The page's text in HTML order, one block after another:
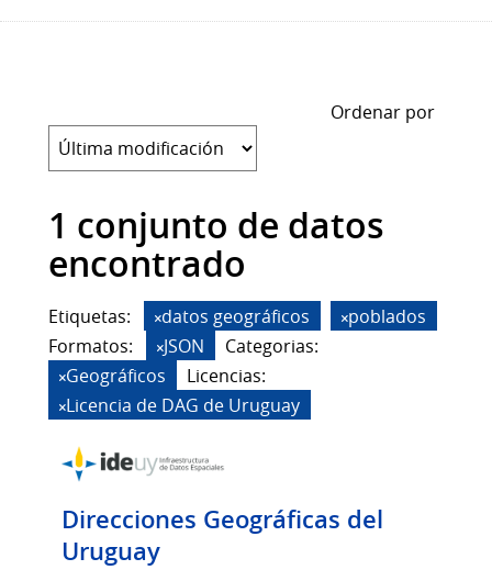
Ordenar por
1 conjunto de datos
encontrado
Etiquetas: datos geográficos
poblados
Formatos:
JSON
Categorias:
Geográficos
Licencias:
Licencia de DAG de Uruguay
Direcciones Geográficas del
Uruguay